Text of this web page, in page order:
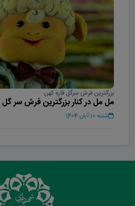
بزرگترین فرش سرگل قاره کهن
مل مل در کنار بزرگترین فرش سر
حضور یافت
شنبه 10 آبان 1404